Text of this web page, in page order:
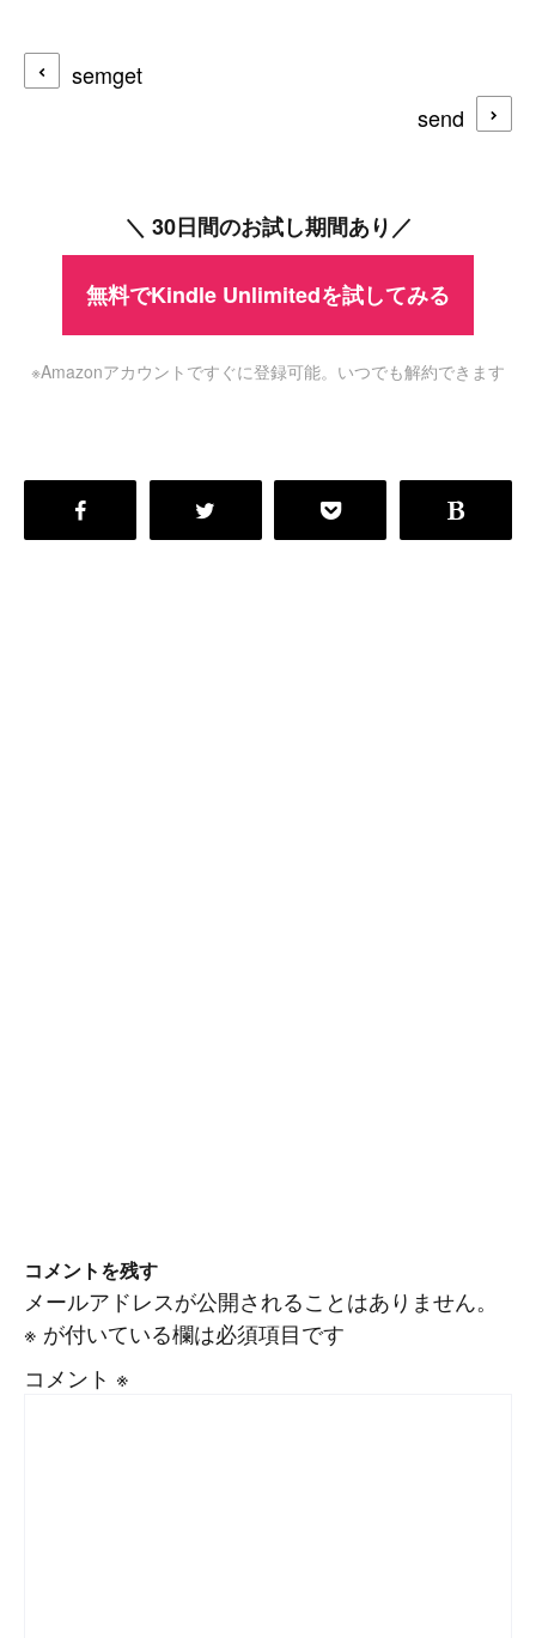
semget
send
＼ 30日間のお試し期間あり／
無料でKindle Unlimitedを試してみる
※Amazonアカウントですぐに登録可能。いつでも解約できます
コメントを残す
メールアドレスが公開されることはありません。
※ が付いている欄は必須項目です
コメント ※